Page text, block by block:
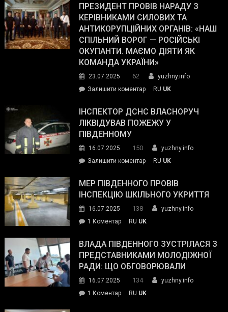
Street
Journal.
Південному
працівникам
ОПЗ
з
матеріального
резерву
гуманітарну
допомогу
ПРЕЗИДЕНТ ПРОВІВ НАРАДУ З
КЕРІВНИКАМИ СИЛОВИХ ТА
АНТИКОРУПЦІЙНИХ ОРГАНІВ: «НАШ
СПІЛЬНИЙ ВОРОГ — РОСІЙСЬКІ
ОКУПАНТИ. МАЄМО ДІЯТИ ЯК
КОМАНДА УКРАЇНИ»
23.07.2025 62
yuzhny.info
Залишити коментарon
провів
нараду
силових
та
органів:
«Наш
спільний
окупанти.
Маємо
діяти
команда
RU UK
ІНСПЕКТОР ДСНС ВЛАСНОРУЧ
ЛІКВІДУВАВ ПОЖЕЖУ У
ПІВДЕННОМУ
16.07.2025 150
yuzhny.info
Залишити коментарon
ДСНС
власноруч
пожежу
у
RU UK
МЕР ПІВДЕННОГО ПРОВІВ
ІНСПЕКЦІЮ ШКІЛЬНОГО УКРИТТЯ
16.07.2025 138
yuzhny.info
1 Коментардо
Південного
провів
інспекцію
укриття
RU UK
ВЛАДА ПІВДЕННОГО ЗУСТРІЛАСЯ З
ПРЕДСТАВНИКАМИ МОЛОДІЖНОЇ
РАДИ: ЩО ОБГОВОРЮВАЛИ
16.07.2025 134
yuzhny.info
1 Коментардо RU UK